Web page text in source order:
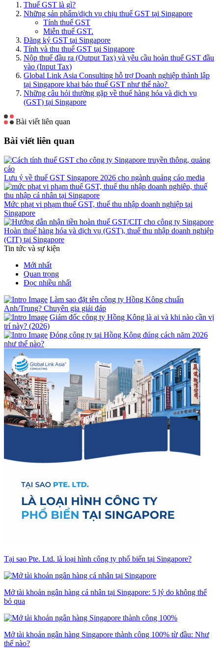
Thuế GST là gì?
Những sản phẩm/dịch vụ chịu thuế GST tại Singapore
Tính thuế GST
Miễn thuế GST.
Đăng ký GST tại Singapore
Tính và thu thuế GST tại Singapore
Nộp thuế đầu ra (Output Tax) và yêu cầu hoàn thuế GST đầu
vào (Input Tax)
Global Link Asia Consulting hỗ trợ Doanh nghiệp thành lập
tại Singapore khai báo thuế GST như thế nào?
Những câu hỏi thường gặp về thuế hàng hóa và dịch vụ
(GST) tại Singapore
Bài viết liên quan
Bài viết liên quan
Lưu ý về thuế GST Singapore 2026 cho ngành quảng cáo media
Mức phạt vi phạm thuế GST, thuế thu nhập doanh nghiệp tại
Singapore
Hoàn thuế hàng hóa và dịch vụ (GST), thuế thu nhập doanh nghiệp
(CIT) tại Singapore
Tin tức và sự kiện
Mới nhất
Quan trọng
Đọc nhiều nhất
Làm sao đặt tên công ty Hồng Kông chuẩn
Anh/Trung? Chuyên gia giải đáp
Giám đốc công ty Hồng Kông là ai và khi nào cần vị
trí này? (2026)
Đóng công ty tại Hồng Kông đúng cách năm 2026
như thế nào?
Tại sao Pte. Ltd. là loại hình công ty phổ biến tại Singapore?
Mở tài khoản ngân hàng cá nhân tại Singapore: 5 lý do không thể
bỏ qua
Mở tài khoản ngân hàng Singapore thành công 100% từ đầu: Như
thế nào?